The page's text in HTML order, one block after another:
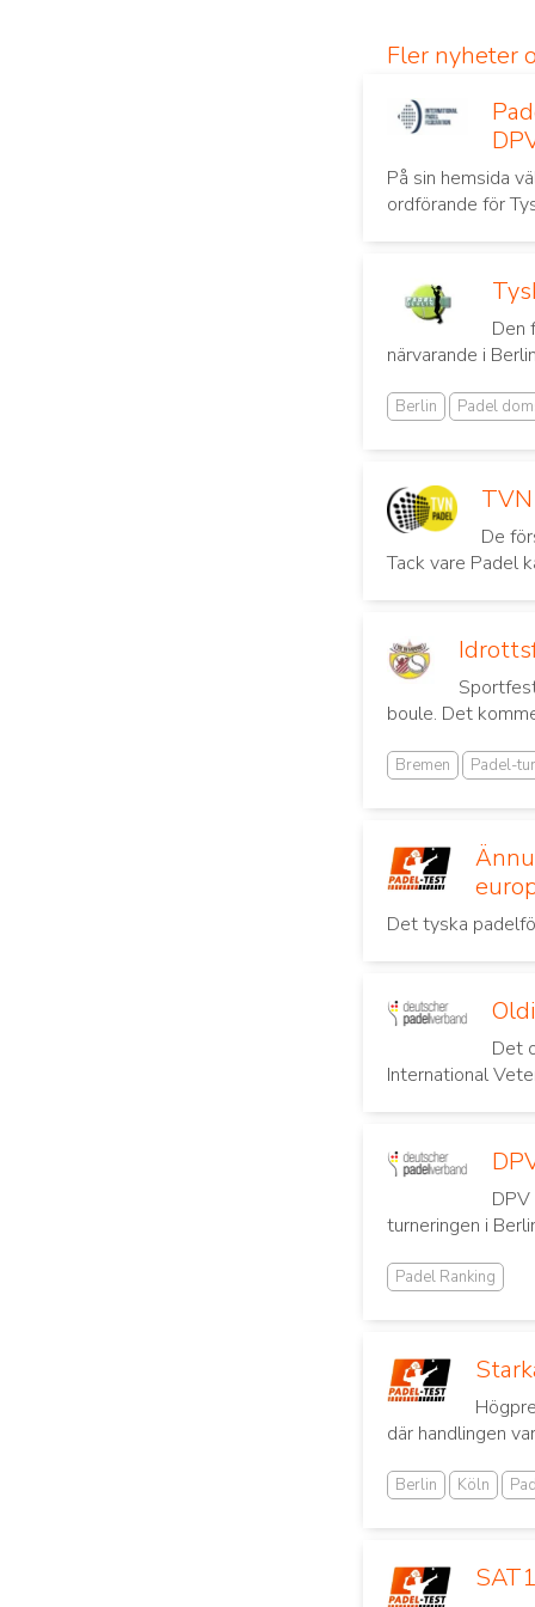
Fler nyheter
På sin hemsida
ordförande för
Den
närvarande i
Berlin Padel
De
Tack vare Padel
boule. Det
Bremen Padel-
Det tyska
Det
International
turneringen i
Padel Ranking
där handlingen
Berlin Köln